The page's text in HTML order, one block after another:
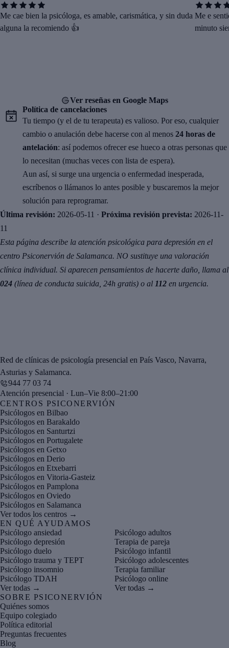
Me cae bien la psicóloga, es amable, carismática, y sin duda
alguna la recomiendo 👍
Me e
minuto
Ver reseñas en Google Maps
Política de cancelaciones
Tu tiempo (y el de tu terapeuta) es valioso. Por eso, cualquier
cambio o anulación debe hacerse con al menos 24 horas de
antelación: así podemos ofrecer ese hueco a otras personas que
lo necesitan (muchas veces con lista de espera).
Aun así, si surge una urgencia o enfermedad inesperada,
escríbenos o llámanos lo antes posible y buscaremos la mejor
solución para reprogramar.
Última revisión: 2026-05-11 · Próxima revisión prevista: 2026-11-
11
Esta página describe la atención psicológica para depresión en el
centro Psiconervión de Salamanca. NO sustituye una valoración
clínica individual. Si aparecen pensamientos de hacerte daño, llama al
024 (línea de conducta suicida, 24h gratis) o al 112 en urgencia.
Red de clínicas de psicología presencial en País Vasco, Navarra,
Asturias y Salamanca.
944 77 03 74
Atención presencial · Lun–Vie 8:00–21:00
CENTROS PSICONERVIÓN
Psicólogos en Bilbao
Psicólogos en Barakaldo
Psicólogos en Santurtzi
Psicólogos en Portugalete
Psicólogos en Getxo
Psicólogos en Derio
Psicólogos en Etxebarri
Psicólogos en Vitoria-Gasteiz
Psicólogos en Pamplona
Psicólogos en Oviedo
Psicólogos en Salamanca
Ver todos los centros →
EN QUÉ AYUDAMOS
Psicólogo ansiedad
Psicólogo depresión
Psicólogo duelo
Psicólogo trauma y TEPT
Psicólogo insomnio
Psicólogo TDAH
Ver todas →
Psicólogo adultos
Terapia de pareja
Psicólogo infantil
Psicólogo adolescentes
Terapia familiar
Psicólogo online
Ver todas →
SOBRE PSICONERVIÓN
Quiénes somos
Equipo colegiado
Política editorial
Preguntas frecuentes
Blog